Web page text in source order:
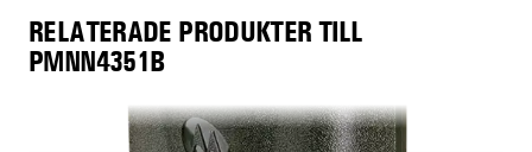
RELATERADE PRODUKTER TILL
PMNN4351B